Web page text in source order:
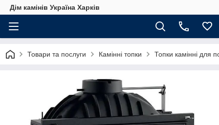
Дім камінів Україна Харків
Товари та послуги Камінні топки Топки камінні для